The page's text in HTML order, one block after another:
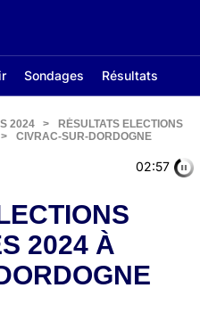
Sondages Résultats
02:56
2024 >
RÉSULTATS ELECTIONS
> CIVRAC-SUR-DORDOGNE
2024 À